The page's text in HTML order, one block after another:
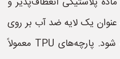
عنوان یک لایه ضد آب بر روی
پارچه‌های مختلف استفاده شود. پارچه‌های TPU معمولاً